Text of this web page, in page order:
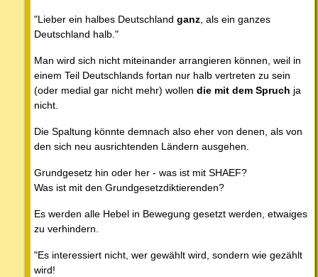
"Lieber ein halbes Deutschland ganz, als ein ganzes
Deutschland halb."
Man wird sich nicht miteinander arrangieren können, weil in
einem Teil Deutschlands fortan nur halb vertreten zu sein
(oder medial gar nicht mehr) wollen die mit dem Spruch ja
nicht.
Die Spaltung könnte demnach also eher von denen, als von
den sich neu ausrichtenden Ländern ausgehen.
Grundgesetz hin oder her - was ist mit SHAEF?
Was ist mit den Grundgesetzdiktierenden?
Es werden alle Hebel in Bewegung gesetzt werden, etwaiges
zu verhindern.
"Es interessiert nicht, wer gewählt wird, sondern wie gezählt
wird!